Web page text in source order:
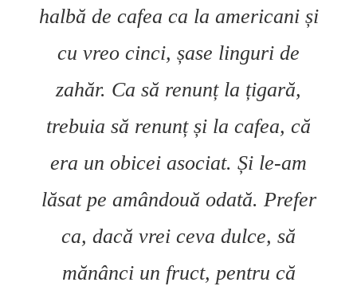
halbă de cafea ca la americani și
cu vreo cinci, șase linguri de
zahăr. Ca să renunț la țigară,
trebuia să renunț și la cafea, că
era un obicei asociat. Și le-am
lăsat pe amândouă odată. Prefer
ca, dacă vrei ceva dulce, să
mănânci un fruct, pentru că